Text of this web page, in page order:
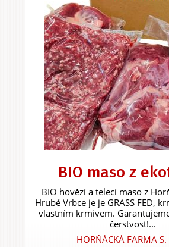
BIO maso z
BIO hovězí a telecí maso z
Hrubé Vrbce je je GRASS FED,
vlastním krmivem.
čerstvost!...
HORŇÁCKÁ FARMA S.